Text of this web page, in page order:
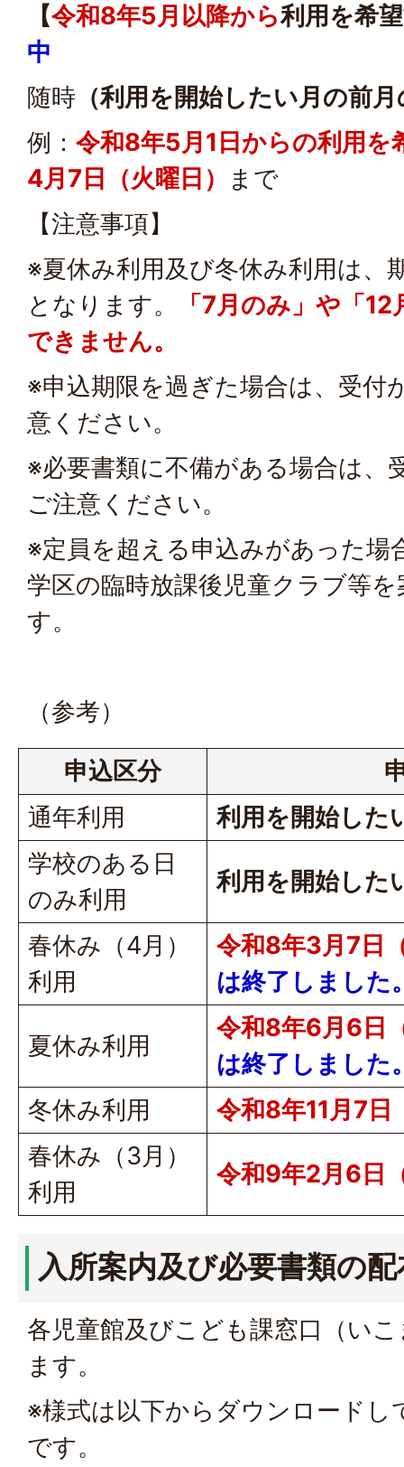
【令和8年5月以降から利用を希
中
随時 （利用を開始したい月の前
例： 令和8年5月1日からの利用を
4月7日（火曜日）
まで
【注意事項】
※夏休み利用及び冬休み利用は、
となります。
「7月のみ」や「
できません。
※申込期限を過ぎた場合は、受付
意ください。
※必要書類に不備がある場合は、
ご注意ください。
※定員を超える申込みがあった場
学区の臨時放課後児童クラブ等
す。
（参考）
申込区分
通年利用
利用を開始した
学校のある日
のみ利用
利用を開始した
春休み（4月）
利用
令和8年3月7日
は終了しました
夏休み利用
令和8年6月6日
は終了しました
冬休み利用
令和8年11月7日
春休み（3月）
利用
令和9年2月6日
入所案内及び必要書類の配
各児童館及びこども課窓口（い
ます。
※様式は以下からダウンロードし
です。